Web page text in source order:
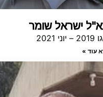
ישראל שומר
2021
עוד »